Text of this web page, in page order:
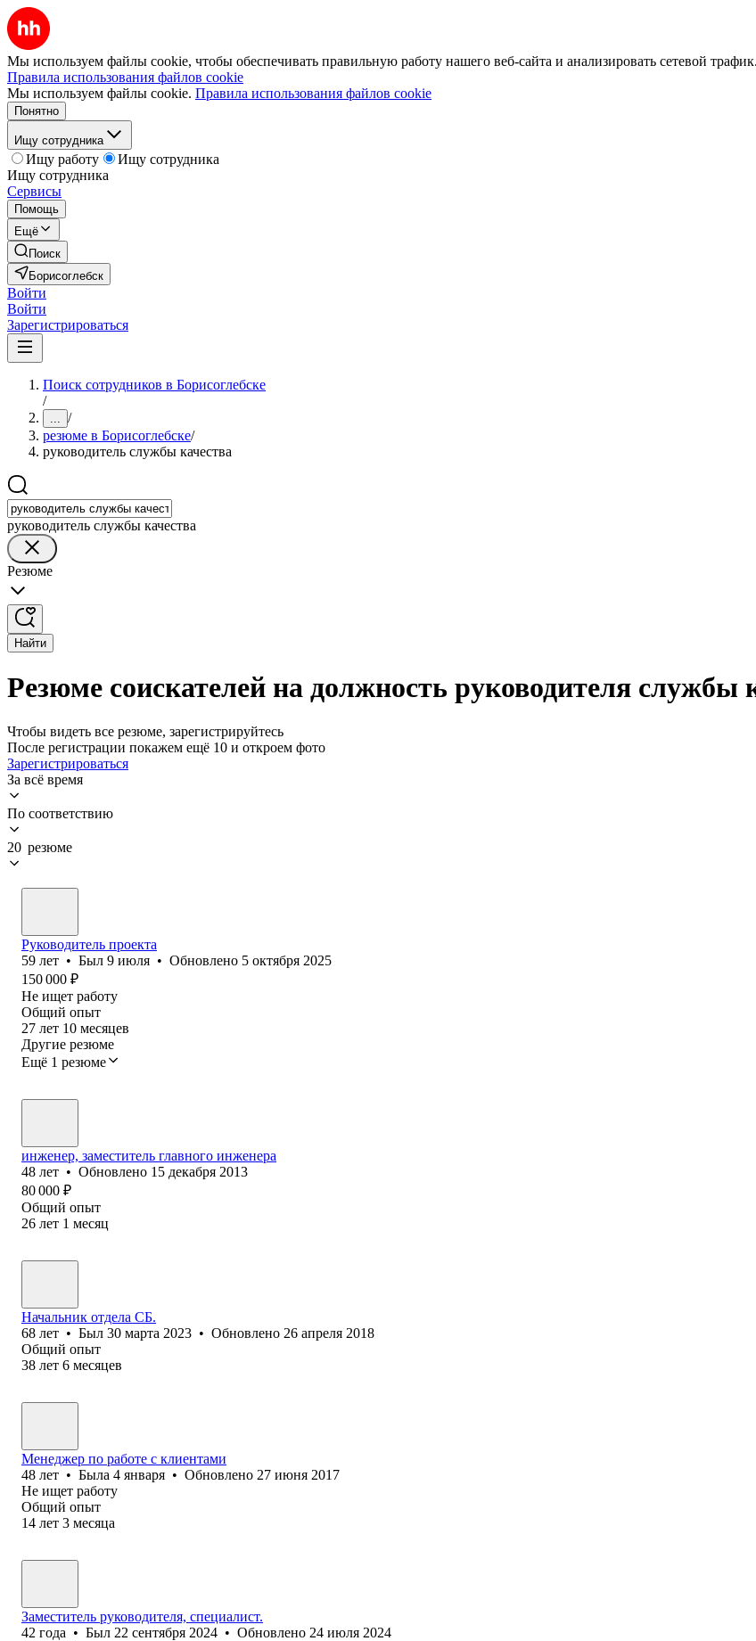
Мы используем файлы cookie, чтобы обеспечивать правильную работу нашего веб-сайта и анализировать сетевой трафик.
Правила использования файлов cookie
Мы используем файлы cookie. Правила использования файлов cookie
Понятно
Ищу сотрудника
Ищу работу
Ищу сотрудника
Ищу сотрудника
Сервисы
Помощь
Ещё
Поиск
Борисоглебск
Войти
Войти
Зарегистрироваться
Поиск сотрудников в Борисоглебске
/
... /
резюме в Борисоглебске/
руководитель службы качества
руководитель службы качества
Резюме
Найти
Резюме соискателей на должность руководителя службы
Чтобы видеть все резюме, зарегистрируйтесь
После регистрации покажем ещё 10 и откроем фото
Зарегистрироваться
За всё время
По соответствию
20 резюме
Руководитель проекта
59 лет • Был 9 июля • Обновлено 5 октября 2025
150 000 ₽
Не ищет работу
Общий опыт
27 лет 10 месяцев
Другие резюме
Ещё 1 резюме
инженер, заместитель главного инженера
48 лет • Обновлено 15 декабря 2013
80 000 ₽
Общий опыт
26 лет 1 месяц
Начальник отдела CБ.
68 лет • Был 30 марта 2023 • Обновлено 26 апреля 2018
Общий опыт
38 лет 6 месяцев
Менеджер по работе с клиентами
48 лет • Была 4 января • Обновлено 27 июня 2017
Не ищет работу
Общий опыт
14 лет 3 месяца
Заместитель руководителя, специалист.
42 года • Был 22 сентября 2024 • Обновлено 24 июля 2024